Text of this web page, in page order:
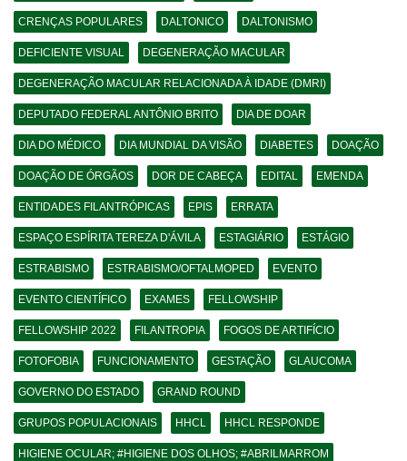
CRENÇAS POPULARES DALTONICO DALTONISMO
DEFICIENTE VISUAL DEGENERAÇÃO MACULAR
DEGENERAÇÃO MACULAR RELACIONADA À IDADE (DMRI)
DEPUTADO FEDERAL ANTÔNIO BRITO DIA DE DOAR
DIA DO MÉDICO DIA MUNDIAL DA VISÃO DIABETES DOAÇÃO
DOAÇÃO DE ÓRGÃOS DOR DE CABEÇA EDITAL EMENDA
ENTIDADES FILANTRÓPICAS EPIS ERRATA
ESPAÇO ESPÍRITA TEREZA D'ÁVILA ESTAGIÁRIO ESTÁGIO
ESTRABISMO ESTRABISMO/OFTALMOPED EVENTO
EVENTO CIENTÍFICO EXAMES FELLOWSHIP
FELLOWSHIP 2022 FILANTROPIA FOGOS DE ARTIFÍCIO
FOTOFOBIA FUNCIONAMENTO GESTAÇÃO GLAUCOMA
GOVERNO DO ESTADO GRAND ROUND
GRUPOS POPULACIONAIS HHCL HHCL RESPONDE
HIGIENE OCULAR; #HIGIENE DOS OLHOS; #ABRILMARROM